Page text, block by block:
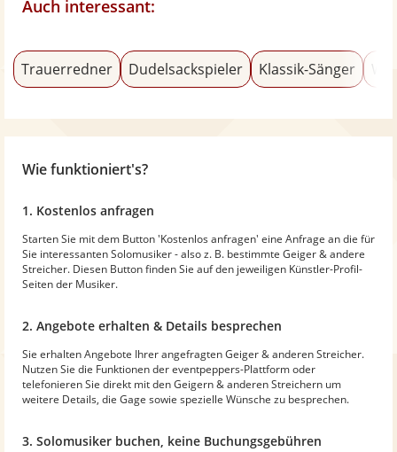
Auch interessant:
Trauerredner Dudelsackspieler Klassik-Sänger
Wie funktioniert's?
1. Kostenlos anfragen
Starten Sie mit dem Button 'Kostenlos anfragen' eine Anfrage an die für
Sie interessanten Solomusiker - also z. B. bestimmte Geiger & andere
Streicher. Diesen Button finden Sie auf den jeweiligen Künstler-Profil-
Seiten der Musiker.
2. Angebote erhalten & Details besprechen
Sie erhalten Angebote Ihrer angefragten Geiger & anderen Streicher.
Nutzen Sie die Funktionen der eventpeppers-Plattform oder
telefonieren Sie direkt mit den Geigern & anderen Streichern um
weitere Details, die Gage sowie spezielle Wünsche zu besprechen.
3. Solomusiker buchen, keine Buchungsgebühren